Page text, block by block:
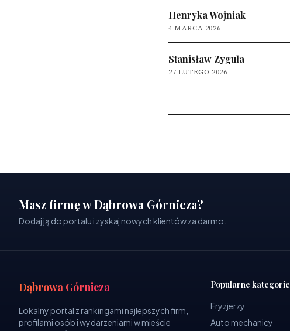
Henryka Wojniak
4 MARCA 2026
Stanisław Zyguła
27 LUTEGO 2026
Masz firmę w Dąbrowa Górnicza?
Dodaj ją do portalu i zyskaj nowych klientów za darmo.
Dąbrowa Górnicza
Lokalny portal z rankingami najlepszych firm,
profilami osób i wydarzeniami w mieście
Popularne kategorie
Fryzjerzy
Auto mechanicy